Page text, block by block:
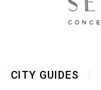
CITY GUIDES